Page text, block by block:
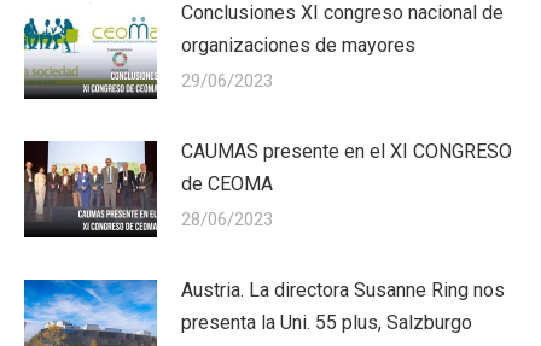
Conclusiones XI congreso nacional de
organizaciones de mayores
29/06/2023
CAUMAS presente en el XI CONGRESO
de CEOMA
28/06/2023
Austria. La directora Susanne Ring nos
presenta la Uni. 55 plus, Salzburgo